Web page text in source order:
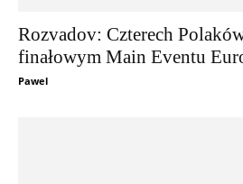
Rozvadov: Czterech
finałowym Main Eventu
Pawel